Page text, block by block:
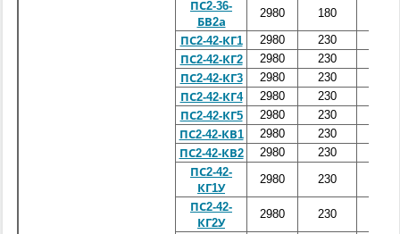
ПС2-36-
БВ2а
2980 180
ПС2-42-КГ1 2980 230
ПС2-42-КГ2
2980 230
ПС2-42-КГ3
2980 230
ПС2-42-КГ4
2980 230
ПС2-42-КГ5
2980 230
ПС2-42-КВ1
2980 230
ПС2-42-КВ2
2980 230
ПС2-42-
КГ1У
2980 230
ПС2-42-
КГ2У
2980 230